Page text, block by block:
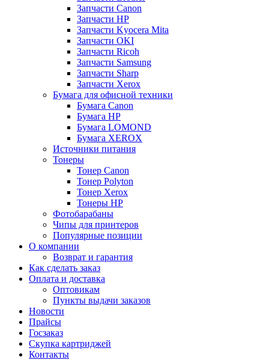
Запчасти Canon
Запчасти HP
Запчасти Kyocera Mita
Запчасти OKI
Запчасти Ricoh
Запчасти Samsung
Запчасти Sharp
Запчасти Xerox
Бумага для офисной техники
Бумага Canon
Бумага HP
Бумага LOMOND
Бумага XEROX
Источники питания
Тонеры
Тонер Canon
Тонер Polyton
Тонер Xerox
Тонеры HP
Фотобарабаны
Чипы для принтеров
Популярные позиции
О компании
Возврат и гарантия
Как сделать заказ
Оплата и доставка
Оптовикам
Пункты выдачи заказов
Новости
Прайсы
Госзаказ
Скупка картриджей
Контакты